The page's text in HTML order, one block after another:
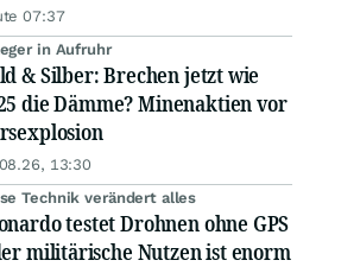
07:37
in Aufruhr
& Silber: Brechen jetzt wie
die Dämme? Minenaktien vor
13:30
Technik verändert alles
testet Drohnen ohne GPS
militärische Nutzen ist enorm